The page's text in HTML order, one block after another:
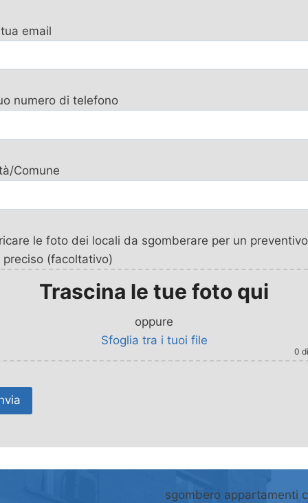
email
numero di telefono
Comune
le foto dei locali da sgomberare per un preventivo
preciso (facoltativo)
Trascina le tue foto qui
oppure
Sfoglia tra i tuoi file
0
sgombero appartamenti